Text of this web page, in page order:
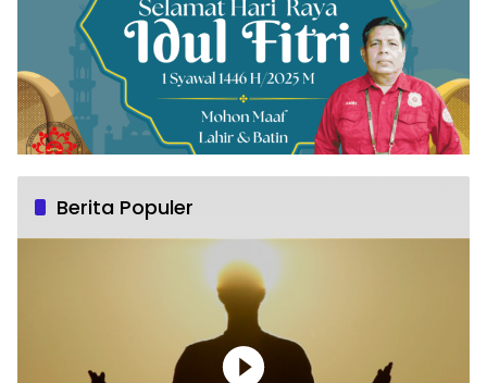
Berita Populer